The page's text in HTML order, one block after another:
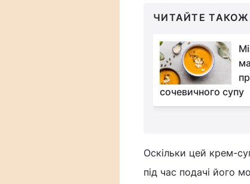
ЧИТАЙТЕ
сочевичного супу
Оскільки цей крем-
під час подачі його